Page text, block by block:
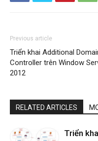
Previous article
Triển khai Additional
Controller trên Window
2012
RELATED ARTICLES
Triển